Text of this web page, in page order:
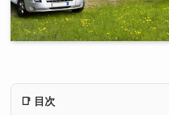
📑 目次